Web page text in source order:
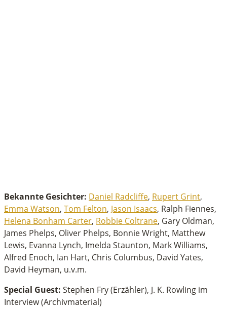
Bekannte Gesichter: Daniel Radcliffe, Rupert Grint,
Emma Watson, Tom Felton, Jason Isaacs, Ralph Fiennes,
Helena Bonham Carter, Robbie Coltrane, Gary Oldman,
James Phelps, Oliver Phelps, Bonnie Wright, Matthew
Lewis, Evanna Lynch, Imelda Staunton, Mark Williams,
Alfred Enoch, Ian Hart, Chris Columbus, David Yates,
David Heyman, u.v.m.
Special Guest: Stephen Fry (Erzähler), J. K. Rowling im
Interview (Archivmaterial)